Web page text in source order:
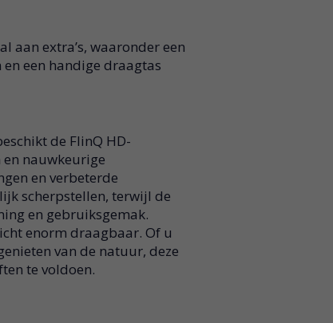
aan extra’s, waaronder een
een handige draagtas
de FlinQ HD-
nauwkeurige
en verbeterde
scherpstellen, terwijl de
en gebruiksgemak.
enorm draagbaar. Of u
van de natuur, deze
te voldoen.